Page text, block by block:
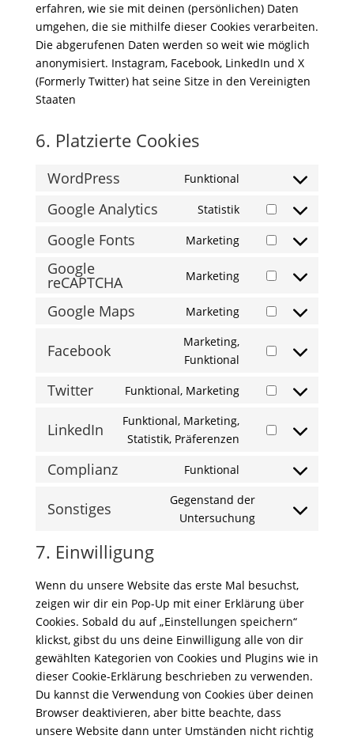
erfahren, wie sie mit deinen (persönlichen) Daten
umgehen, die sie mithilfe dieser Cookies verarbeiten.
Die abgerufenen Daten werden so weit wie möglich
anonymisiert. Instagram, Facebook, LinkedIn und X
(Formerly Twitter) hat seine Sitze in den Vereinigten
Staaten
6. Platzierte Cookies
WordPress Funktional
wordpress
Google Analytics Statistik
Consent
google-
Google Fonts Marketing
Consent
service
google-
fonts
Google
reCAPTCHA Marketing
Consent
service
recaptcha
Google Maps Marketing
Consent
service
maps
Facebook
Marketing,
Funktional
Consent
service
Twitter Funktional, Marketing
Consent
service
LinkedIn
Funktional, Marketing,
Statistik, Präferenzen
Consent
Complianz Funktional
to
service
Sonstiges
Gegenstand der
Untersuchung
Consent
7. Einwilligung
Wenn du unsere Website das erste Mal besuchst,
zeigen wir dir ein Pop-Up mit einer Erklärung über
Cookies. Sobald du auf „Einstellungen speichern“
klickst, gibst du uns deine Einwilligung alle von dir
gewählten Kategorien von Cookies und Plugins wie in
dieser Cookie-Erklärung beschrieben zu verwenden.
Du kannst die Verwendung von Cookies über deinen
Browser deaktivieren, aber bitte beachte, dass
unsere Website dann unter Umständen nicht richtig